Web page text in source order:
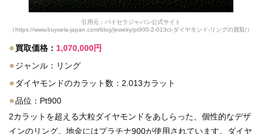
引用元：バイセラジャパン公式サイト
（https://www.buysela-japan.com/blog/jewelry/pt900-2-013ct-ダイヤモンド-リングの買取/）
●買取価格： 1,070,000円
●ジャンル：リング
● ダイヤモンドのカラット数：2.013カラット
●品位：Pt900
2カラットを超える大粒ダイヤモンドをあしらった、個性的なデザ
インのリング。地金にはプラチナ900が使用されています。ダイヤ